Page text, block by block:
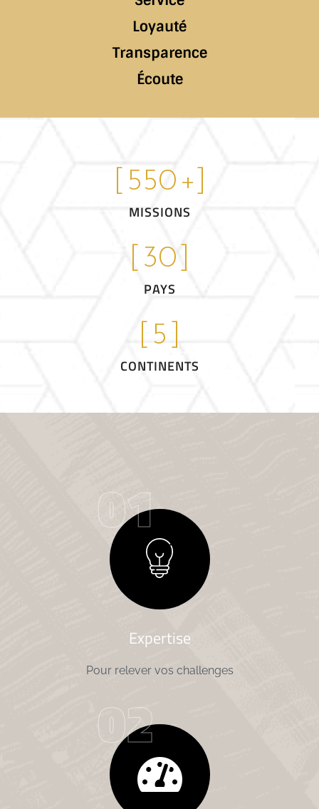
Loyauté
Transparence
Écoute
550 +]
MISSIONS
30
PAYS
5
CONTINENTS
01
Expertise
Pour relever vos challenges
02